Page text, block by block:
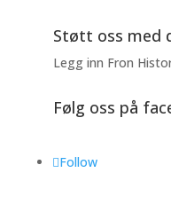
Støtt oss med
Legg inn Fron
Følg oss på
Follow